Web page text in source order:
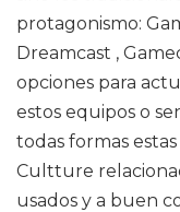
protagonismo:
Dreamcast ,
opciones para
estos equipos o
todas formas
Cultture
usados y a buen